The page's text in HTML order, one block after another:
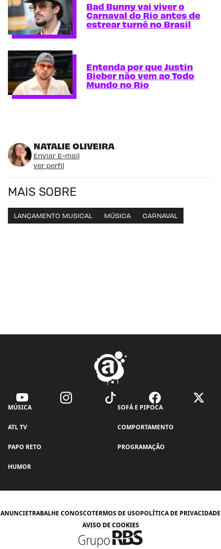
Bad Bunny vai viver o
Carnaval do Rio antes de
estrear turnê no Brasil
Entenda por que Justin
Bieber não vem ao Todo
Mundo no Rio
NATALIE OLIVEIRA
Enviar E-mail
ver perfil
MAIS SOBRE
LANÇAMENTO MUSICAL MÚSICA CARNAVAL
MÚSICA SOFÁ E PIPOCA
ATL TV COMPORTAMENTO
PAPO RETO PROGRAMAÇÃO
HUMOR
ANUNCIETRABALHE CONOSCOTERMOS DE USOPOLÍTICA DE PRIVACIDADE
AVISO DE COOKIES